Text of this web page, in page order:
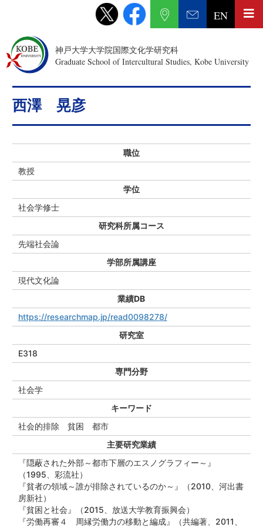
神戸大学大学院国際文化学研究科
Graduate School of Intercultural Studies, Kobe University
EN
西澤 晃彦
職位
教授
学位
社会学修士
研究科所属コース
先端社会論
学部所属講座
現代文化論
業績DB
https://researchmap.jp/read0098278/
研究室
E318
専門分野
社会学
キーワード
社会的排除 貧困 都市
主要研究業績
『隠蔽された外部～都市下層のエスノグラフィー～』
（1995、彩流社）
『貧者の領域～誰が排除されているのか～』（2010、河出書
房新社）
『貧困と社会』（2015、放送大学教育振興会）
『労働再審４ 周縁労働力の移動と編成』（共編著、2011、